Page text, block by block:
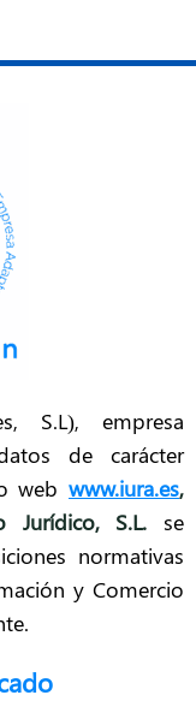
S.L), empresa
de carácter
web www.iura.es,
Jurídico, S.L. se
normativas
y Comercio